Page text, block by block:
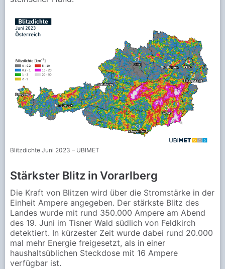
Blitzdichte Juni 2023 – UBIMET
Stärkster Blitz in Vorarlberg
Die Kraft von Blitzen wird über die Stromstärke in der
Einheit Ampere angegeben. Der stärkste Blitz des
Landes wurde mit rund 350.000 Ampere am Abend
des 19. Juni im Tisner Wald südlich von Feldkirch
detektiert. In kürzester Zeit wurde dabei rund 20.000
mal mehr Energie freigesetzt, als in einer
haushaltsüblichen Steckdose mit 16 Ampere
verfügbar ist.